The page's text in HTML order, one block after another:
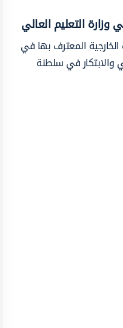
التعليم العالي
المعترف بها في
والابتكار في سلطنة